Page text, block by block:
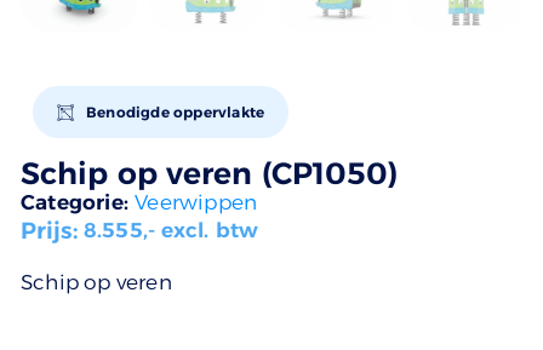
Benodigde oppervlakte
Schip op veren (CP1050)
Categorie:Veerwippen
Prijs:8.555,- excl. btw
Schip op veren